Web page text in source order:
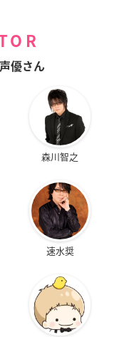
優さん
森川智之
速水奨